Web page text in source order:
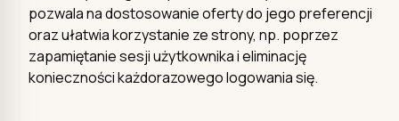
pozwala na dostosowanie oferty do jego preferencji
oraz ułatwia korzystanie ze strony, np. poprzez
zapamiętanie sesji użytkownika i eliminację
konieczności każdorazowego logowania się.